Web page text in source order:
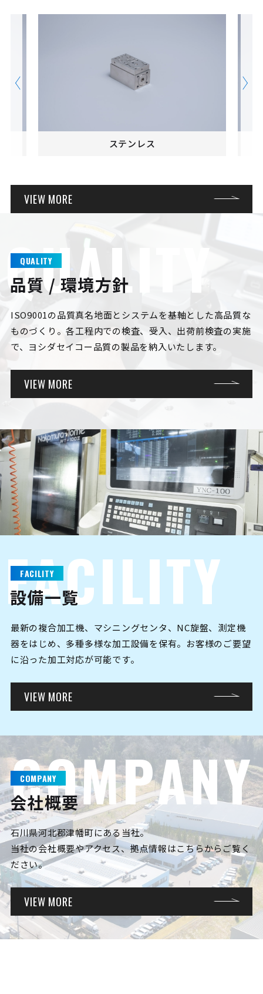
ステンレス
VIEW MORE
QUAL Y
QUALITY
品質 / 環境方針
ISO9001の品質真名地面とシステムを基軸とした高品質な
ものづくり。各工程内での検査、受入、出荷前検査の実施
で、ヨシダセイコー品質の製品を納入いたします。
VIEW MORE
FACILITY
FACILITY
設備一覧
最新の複合加工機、マシニングセンタ、NC旋盤、測定機
器をはじめ、多種多様な加工設備を保有。お客様のご要望
に沿った加工対応が可能です。
VIEW MORE
COMPANY
COMPANY
会社概要
石川県河北郡津幡町にある当社。
当社の会社概要やアクセス、拠点情報はこちらからご覧く
ださい。
VIEW MORE